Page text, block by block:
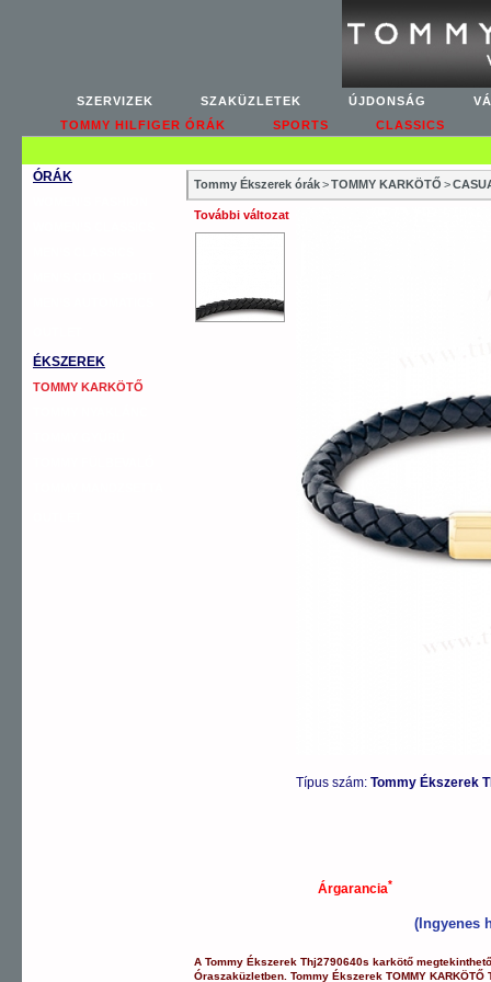
SZERVIZEK SZAKÜZLETEK ÚJDONSÁG
TOMMY HILFIGER ÓRÁK
SPORTS CLASSICS
ÓRÁK
ÉKSZEREK
TOMMY KARKÖTŐ
Tommy Ékszerek órák>TOMMY KARKÖTŐ >
További változat
Típus szám: Tommy Ékszerek
Árgarancia*
(Ingyenes
ATommy Ékszerek Thj2790640s karkötő
Óraszaküzletben.Tommy Ékszerek TOMMY KARKÖTŐ